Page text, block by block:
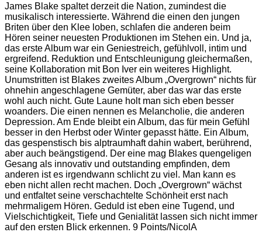
James Blake spaltet derzeit die Nation, zumindest die
musikalisch interessierte. Während die einen den jungen
Briten über den Klee loben, schlafen die anderen beim
Hören seiner neuesten Produktionen im Stehen ein. Und ja,
das erste Album war ein Geniestreich, gefühlvoll, intim und
ergreifend. Reduktion und Entschleunigung gleichermaßen,
seine Kollaboration mit Bon Iver ein weiteres Highlight.
Unumstritten ist Blakes zweites Album „Overgrown“ nichts für
ohnehin angeschlagene Gemüter, aber das war das erste
wohl auch nicht. Gute Laune holt man sich eben besser
woanders. Die einen nennen es Melancholie, die anderen
Depression. Am Ende bleibt ein Album, das für mein Gefühl
besser in den Herbst oder Winter gepasst hätte. Ein Album,
das gespenstisch bis alptraumhaft dahin wabert, berührend,
aber auch beängstigend. Der eine mag Blakes quengeligen
Gesang als innovativ und outstanding empfinden, dem
anderen ist es irgendwann schlicht zu viel. Man kann es
eben nicht allen recht machen. Doch „Overgrown“ wächst
und entfaltet seine verschachtelte Schönheit erst nach
mehrmaligem Hören. Geduld ist eben eine Tugend, und
Vielschichtigkeit, Tiefe und Genialität lassen sich nicht immer
auf den ersten Blick erkennen. 9 Points/NicolA